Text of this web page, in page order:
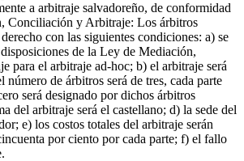
a arbitraje salvadoreño, de conformidad
Conciliación y Arbitraje: Los árbitros
con las siguientes condiciones: a) se
de la Ley de Mediación,
para el arbitraje ad-hoc; b) el arbitraje será
número de árbitros será de tres, cada parte
será designado por dichos árbitros
del arbitraje será el castellano; d) la sede del
e) los costos totales del arbitraje serán
por ciento por cada parte; f) el fallo